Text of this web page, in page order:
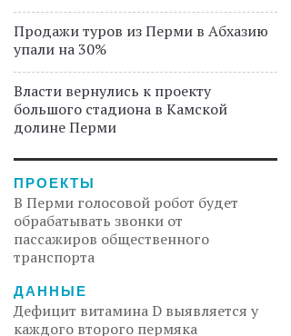
Продажи туров из Перми в Абхазию
упали на 30%
Власти вернулись к проекту
большого стадиона в Камской
долине Перми
ПРОЕКТЫ
В Перми голосовой робот будет
обрабатывать звонки от
пассажиров общественного
транспорта
ДАННЫЕ
Дефицит витамина D выявляется у
каждого второго пермяка